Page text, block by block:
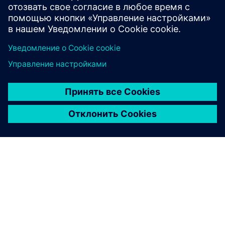
База данных пользователей
Протоколы аутентификации